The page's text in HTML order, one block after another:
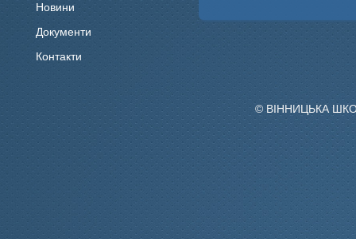
Новини
Документи
Контакти
© ВІННИЦЬКА